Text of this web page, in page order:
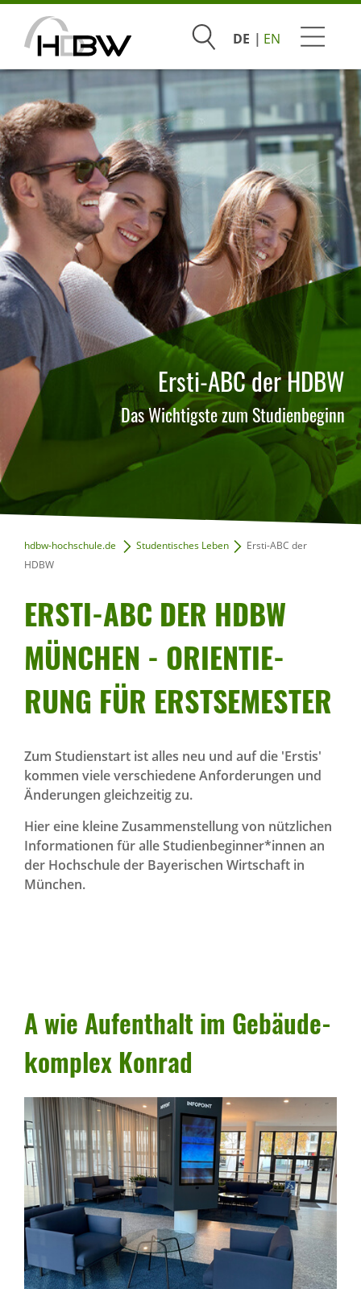
SuchenDE EN
Studium
Beratung & Bewerbung
Praxis & Unternehmen
Hochschule
Infoveranstaltungen
Ersti-ABC der HDBW
Das Wichtigste zum Studienbeginn
hdbw-hochschule.de Studentisches Leben
Ersti-ABC der
HDBW
ERSTI-ABC DER HDBW
MÜNCHEN - ORIEN­TIE­
RUNG FÜR ERST­SE­MESTER
Zum Studienstart ist alles neu und auf die 'Erstis'
kommen viele verschiedene Anforderungen und
Änderungen gleichzeitig zu.
Hier eine kleine Zusammenstellung von nützlichen
Informationen für alle Studienbeginner*innen an
der Hochschule der Bayerischen Wirtschaft in
München.
A wie Aufent­halt im Gebäu­de­
kom­plex Konrad